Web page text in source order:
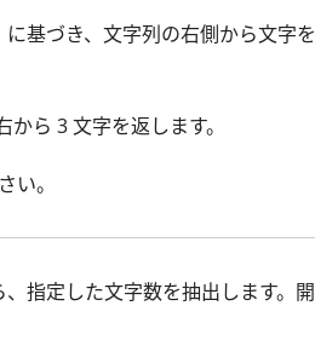
基づき、文字列の右側から文字を
ら 3 文字を返します。
い。
指定した文字数を抽出します。開